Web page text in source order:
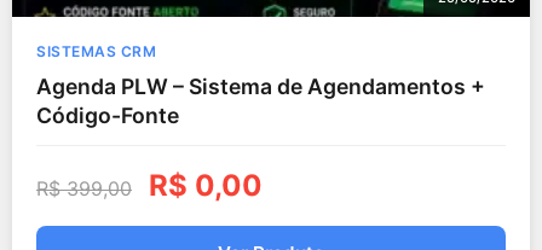
SISTEMAS CRM
Agenda PLW – Sistema de Agendamentos +
Código-Fonte
R$399,00 R$ 0,00